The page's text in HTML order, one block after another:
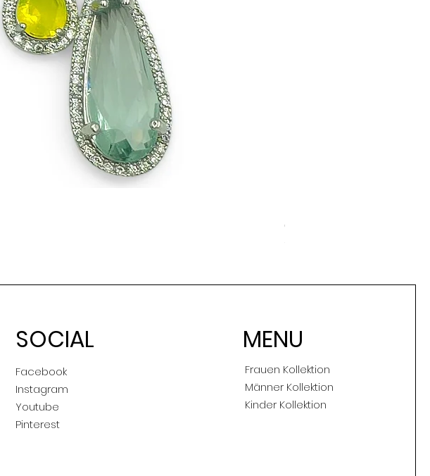
Preis
CHF 119.00
SOCIAL
Facebook
Instagram
Youtube
Pinterest
MENU
Frauen Kollektion
Männer Kollektion
Kinder Kollektion